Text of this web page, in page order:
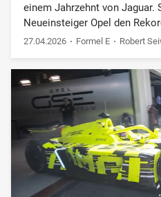
einem Jahrzehnt von Jaguar.
Neueinsteiger Opel den
27.04.2026 Formel E Robert